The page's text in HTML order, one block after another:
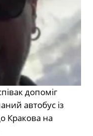
допоміг
автобус із
Кракова на